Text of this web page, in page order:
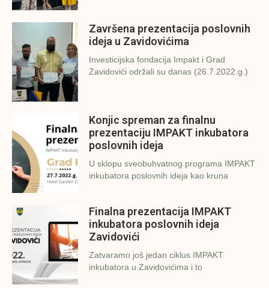
Završena prezentacija poslovnih
ideja u Zavidovićima
Investicijska fondacija Impakt i Grad
Zavidovići održali su danas (26.7.2022.g.)
Konjic spreman za finalnu
prezentaciju IMPAKT inkubatora
poslovnih ideja
U sklopu sveobuhvatnog programa IMPAKT
inkubatora poslovnih ideja kao kruna
Finalna prezentacija IMPAKT
inkubatora poslovnih ideja
Zavidovići
Zatvaramo još jedan ciklus IMPAKT
inkubatora u Zavidovićima i to